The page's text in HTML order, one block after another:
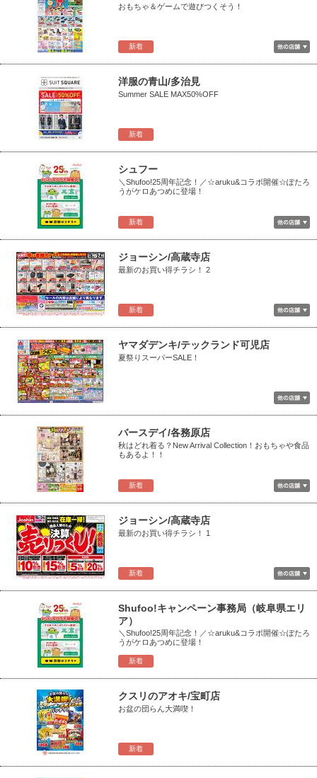
新着
おもちゃ＆ゲームで遊びつくそう！
新着
洋服の青山/多治見
Summer SALE MAX50%OFF
新着
シュフー
＼Shufoo!25周年記念！／☆aruku&コラボ開催☆ぽたろ
うがケロあつめに登場！
新着
ジョーシン/高蔵寺店
最新のお買い得チラシ！ 2
ヤマダデンキ/テックランド可児店
夏祭りスーパーSALE！
新着
バースデイ/各務原店
秋はどれ着る？New Arrival Collection！おもちゃや食品
もあるよ！！
新着
ジョーシン/高蔵寺店
最新のお買い得チラシ！ 1
新着
Shufoo!キャンペーン事務局（岐阜県エリ
ア）
＼Shufoo!25周年記念！／☆aruku&コラボ開催☆ぽたろ
うがケロあつめに登場！
新着
クスリのアオキ/宝町店
お盆の団らん大満喫！